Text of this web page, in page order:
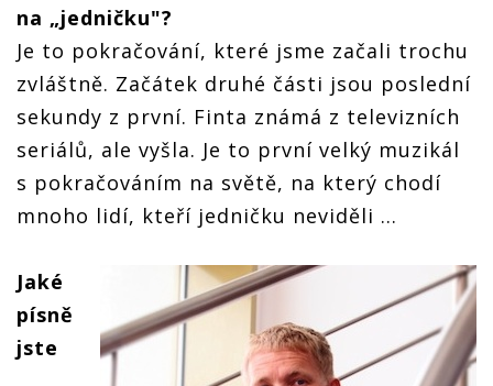
na „jedničku"?
Je to pokračování, které jsme začali trochu
zvláštně. Začátek druhé části jsou poslední
sekundy z první. Finta známá z televizních
seriálů, ale vyšla. Je to první velký muzikál
s pokračováním na světě, na který chodí
mnoho lidí, kteří jedničku neviděli ...
Jaké
písně
jste